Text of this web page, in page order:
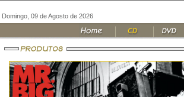
Domingo, 09 de Agosto de 2026